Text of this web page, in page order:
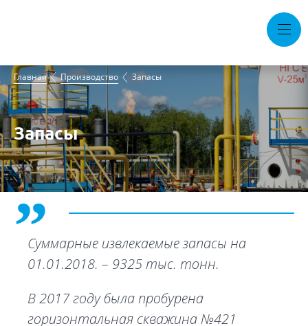
Горячая линия
Документы
Контакты
О компании
Производство
Устойчивое развитие
Пресс-центр
Главная Производство Запасы
Запасы
Суммарные извлекаемые запасы на
01.01.2018. – 9325 тыс. тонн.
В 2017 году была пробурена
горизонтальная скважина №421